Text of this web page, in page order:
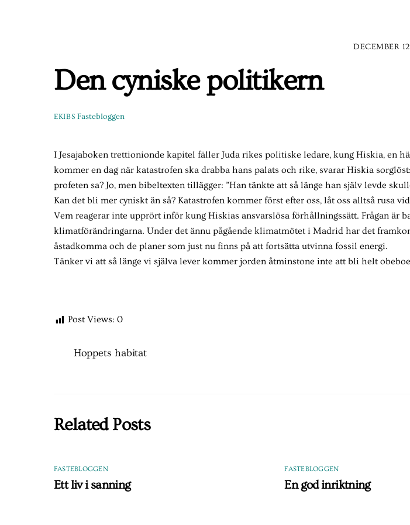
DECEMBER
Den cyniske politikern
EKIBS Fastebloggen
I Jesajaboken trettionionde kapitel fäller Juda rikes politiske ledare, kung Hiskia, en
kommer en dag när katastrofen ska drabba hans palats och rike, svarar Hiskia
profeten sa? Jo, men bibeltexten tillägger: ”Han tänkte att så länge han själv levde
Kan det bli mer cyniskt än så? Katastrofen kommer först efter oss, låt oss alltså rusa
Vem reagerar inte upprört inför kung Hiskias ansvarslösa förhållningssätt. Frågan är
klimatförändringarna. Under det ännu pågående klimatmötet i Madrid har det
åstadkomma och de planer som just nu finns på att fortsätta utvinna fossil energi.
Tänker vi att så länge vi själva lever kommer jorden åtminstone inte att bli helt
Post Views: 0
Hoppets habitat
Related Posts
FASTEBLOGGEN
Ett liv i sanning
FASTEBLOGGEN
En god inriktning